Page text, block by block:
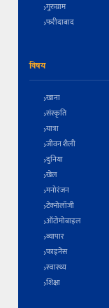
गुरुग्राम
फरीदाबाद
विषय
खाना
संस्कृति
यात्रा
जीवन शैली
दुनिया
खेल
मनोरंजन
टेक्नोलॉजी
ऑटोमोबाइल
व्यापार
फाइनेंस
स्वास्थ्य
शिक्षा